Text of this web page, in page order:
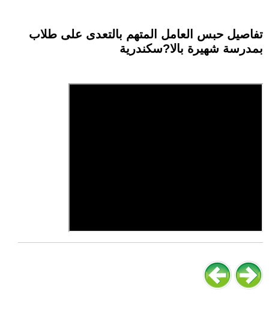
تفاصيل حبس العامل المتهم بالتعدى على طلاب
بمدرسة شهيرة بالا?سكندرية